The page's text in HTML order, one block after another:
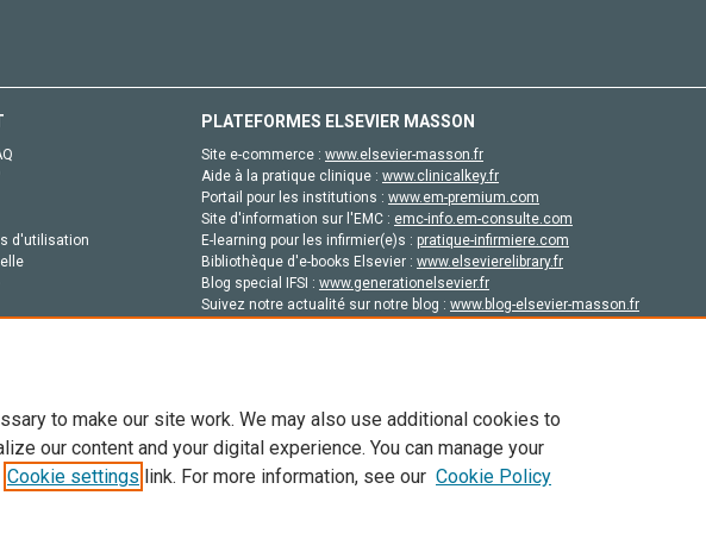
d'utilisation
PLATEFORMES ELSEVIER MASSON
Site e-commerce : www.elsevier-masson.fr
Aide à la pratique clinique : www.clinicalkey.fr
Portail pour les institutions : www.em-premium.com
Site d'information sur l'EMC : emc-info.em-consulte.com
E-learning pour les infirmier(e)s : pratique-infirmiere.com
Bibliothèque d'e-books Elsevier : www.elsevierelibrary.fr
Blog special IFSI : www.generationelsevier.fr
Suivez notre actualité sur notre blog : www.blog-elsevier-masson.fr
site: Copyright © 2026 Elsevier, ses concédants de licence et ses contributeurs. Tout les droits sont réservés,
en IA et aux technologies similaires. Pour tout contenu en libre accès, les conditions de licence
to make our site work. We may also use additional cookies to
our content and your digital experience. You can manage your
Cookie settings link. For more information, see our Cookie Policy